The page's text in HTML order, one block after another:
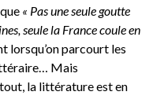
« Pas une seule goutte
seule la France coule en
lorsqu’on parcourt les
Mais
la littérature est en